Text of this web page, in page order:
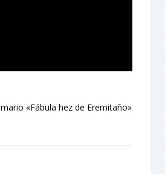
«Fábula hez de Eremitaño»